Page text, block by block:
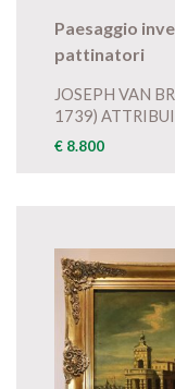
Paesaggio
pattinatori
JOSEPH VAN
1739)
€ 8.800